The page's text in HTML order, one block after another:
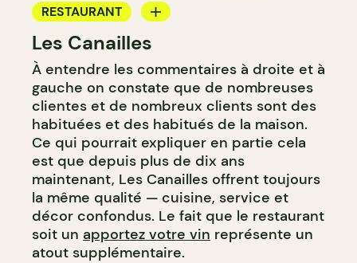
RESTAURANT
APPORTEZ VOTRE VIN
Les Canailles
À entendre les commentaires à droite et à
gauche on constate que de nombreuses
clientes et de nombreux clients sont des
habituées et des habitués de la maison.
Ce qui pourrait expliquer en partie cela
est que depuis plus de dix ans
maintenant, Les Canailles offrent toujours
la même qualité — cuisine, service et
décor confondus. Le fait que le restaurant
soit un apportez votre vin représente un
atout supplémentaire.